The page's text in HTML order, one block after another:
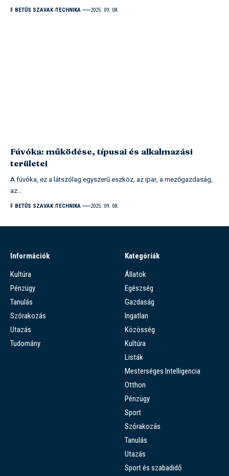
F BETŰS SZAVAK TECHNIKA 2025. 09. 08.
Fúvóka: működése, típusai és alkalmazási
területei
A fúvóka, ez a látszólag egyszerű eszköz, az ipar, a mezőgazdaság,
az…
F BETŰS SZAVAK TECHNIKA 2025. 09. 08.
Információk
Kultúra
Pénzügy
Tanulás
Szórakozás
Utazás
Tudomány
Kategóriák
Állatok
Egészség
Gazdaság
Ingatlan
Közösség
Kultúra
Listák
Mesterséges Intelligencia
Otthon
Pénzügy
Sport
Szórakozás
Tanulás
Utazás
Sport és szabadidő